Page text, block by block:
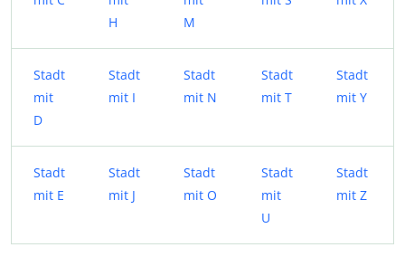
H
M
Stadt
mit
D
Stadt
mit I
Stadt
mit N
Stadt
mit T
Stadt
mit Y
Stadt
mit E
Stadt
mit J
Stadt
mit O
Stadt
mit
U
Stadt
mit Z